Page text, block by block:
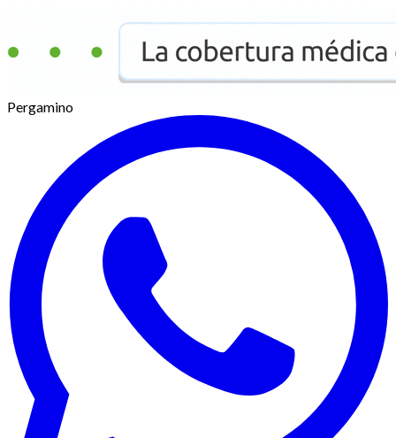
Pergamino